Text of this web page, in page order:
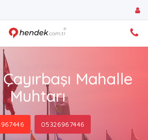
Mahalle
Muhtarı
05326967446